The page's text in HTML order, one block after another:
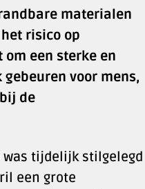
materialen
risico op
een sterke en
voor mens,
de
tijdelijk stilgelegd
een grote